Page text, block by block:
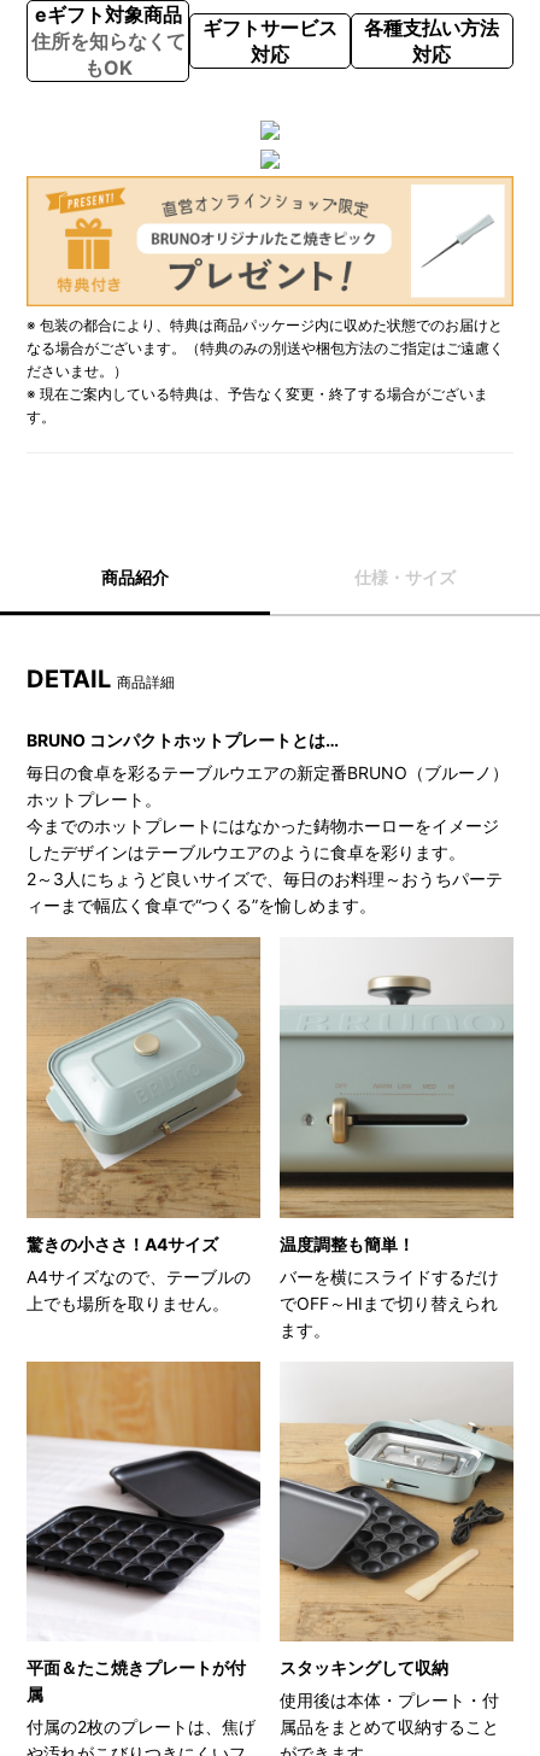
eギフト対象商品
住所を知らなくて
もOK
ギフトサービス
対応
各種支払い方法
対応
※ 包装の都合により、特典は商品パッケージ内に収めた状態でのお届けと
なる場合がございます。（特典のみの別送や梱包方法のご指定はご遠慮く
ださいませ。）
※ 現在ご案内している特典は、予告なく変更・終了する場合がございま
す。
商品紹介 仕様・サイズ
DETAIL商品詳細
BRUNO コンパクトホットプレートとは…
毎日の食卓を彩るテーブルウエアの新定番BRUNO（ブルーノ）
ホットプレート。
今までのホットプレートにはなかった鋳物ホーローをイメージ
したデザインはテーブルウエアのように食卓を彩ります。
2～3人にちょうど良いサイズで、毎日のお料理～おうちパーテ
ィーまで幅広く食卓で“つくる”を愉しめます。
驚きの小ささ！A4サイズ
A4サイズなので、テーブルの
上でも場所を取りません。
温度調整も簡単！
バーを横にスライドするだけ
でOFF～HIまで切り替えられ
ます。
平面＆たこ焼きプレートが付
属
付属の2枚のプレートは、焦げ
スタッキングして収納
使用後は本体・プレート・付
属品をまとめて収納すること